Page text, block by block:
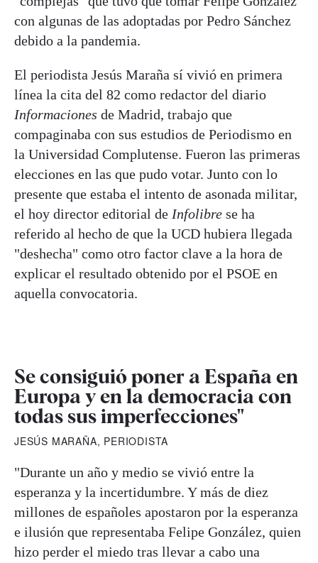
con algunas de las adoptadas por Pedro Sánchez
debido a la pandemia.
El periodista Jesús Maraña sí vivió en primera
línea la cita del 82 como redactor del diario
Informaciones de Madrid, trabajo que
compaginaba con sus estudios de Periodismo en
la Universidad Complutense. Fueron las primeras
elecciones en las que pudo votar. Junto con lo
presente que estaba el intento de asonada militar,
el hoy director editorial de Infolibre se ha
referido al hecho de que la UCD hubiera llegada
"deshecha" como otro factor clave a la hora de
explicar el resultado obtenido por el PSOE en
aquella convocatoria.
Se consiguió poner a España en
Europa y en la democracia con
todas sus imperfecciones"
JESÚS MARAÑA, PERIODISTA
"Durante un año y medio se vivió entre la
esperanza y la incertidumbre. Y más de diez
millones de españoles apostaron por la esperanza
e ilusión que representaba Felipe González, quien
hizo perder el miedo tras llevar a cabo una